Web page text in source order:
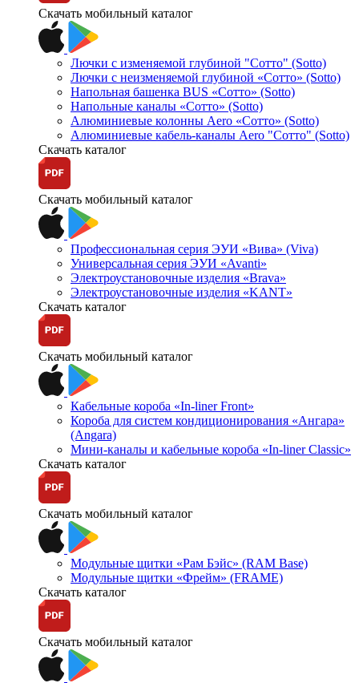
Скачать мобильный каталог
Лючки с изменяемой глубиной "Сотто" (Sotto)
Лючки с неизменяемой глубиной «Сотто» (Sotto)
Напольная башенка BUS «Сотто» (Sotto)
Напольные каналы «Сотто» (Sotto)
Алюминиевые колонны Aero «Сотто» (Sotto)
Алюминиевые кабель-каналы Aero "Сотто" (Sotto)
Скачать каталог
Скачать мобильный каталог
Профессиональная серия ЭУИ «Вива» (Viva)
Универсальная серия ЭУИ «Avanti»
Электроустановочные изделия «Brava»
Электроустановочные изделия «KANT»
Скачать каталог
Скачать мобильный каталог
Кабельные короба «In-liner Front»
Короба для систем кондиционирования «Ангара»
(Angara)
Мини-каналы и кабельные короба «In-liner Classic»
Скачать каталог
Скачать мобильный каталог
Модульные щитки «Рам Бэйс» (RAM Base)
Модульные щитки «Фрейм» (FRAME)
Скачать каталог
Скачать мобильный каталог